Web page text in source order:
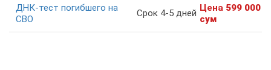
ДНК-тест погибшего на
СВО
Срок 4-5 дней Цена 599 000
сум